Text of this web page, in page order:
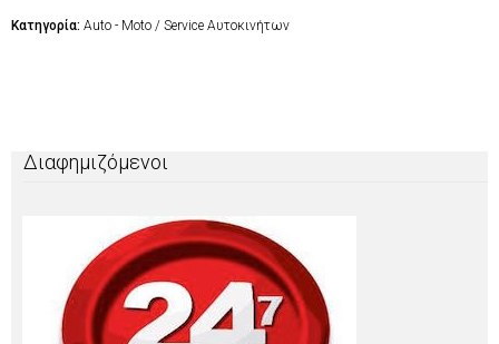
Κατηγορία: Auto - Moto / Service Αυτοκινήτων
Διαφημιζόμενοι